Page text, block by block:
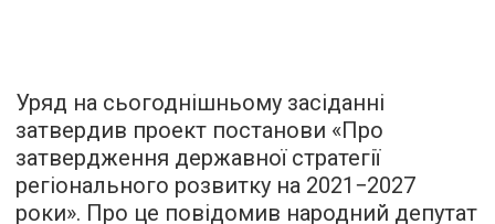
Уряд на сьогоднішньому засіданні
затвердив проект постанови «Про
затвердження державної стратегії
регіонального розвитку на 2021−2027
роки». Про це повідомив народний депутат